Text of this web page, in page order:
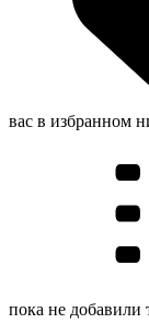
вас в избранном
пока не добавили